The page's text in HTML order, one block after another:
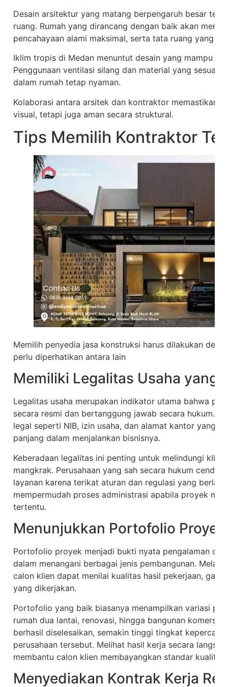
Desain arsitektur yang matang berpengaruh besar
ruang. Rumah yang dirancang dengan baik akan
pencahayaan alami maksimal, serta tata ruang yang
Iklim tropis di Medan menuntut desain yang mampu
Penggunaan ventilasi silang dan material yang sesuai
dalam rumah tetap nyaman.
Kolaborasi antara arsitek dan kontraktor memastikan
visual, tetapi juga aman secara struktural.
Tips Memilih Kontraktor
Memilih penyedia jasa konstruksi harus dilakukan
perlu diperhatikan antara lain
Memiliki Legalitas Usaha yang
Legalitas usaha merupakan indikator utama bahwa
secara resmi dan bertanggung jawab secara hukum.
legal seperti NIB, izin usaha, dan alamat kantor yang
panjang dalam menjalankan bisnisnya.
Keberadaan legalitas ini penting untuk melindungi
mangkrak. Perusahaan yang sah secara hukum
layanan karena terikat aturan dan regulasi yang
mempermudah proses administrasi apabila proyek
tertentu.
Menunjukkan Portofolio
Portofolio proyek menjadi bukti nyata pengalaman
dalam menangani berbagai jenis pembangunan.
calon klien dapat menilai kualitas hasil pekerjaan,
yang dikerjakan.
Portofolio yang baik biasanya menampilkan variasi
rumah dua lantai, renovasi, hingga bangunan
berhasil diselesaikan, semakin tinggi tingkat
perusahaan tersebut. Melihat hasil kerja secara
membantu calon klien membayangkan standar
Menyediakan Kontrak Kerja